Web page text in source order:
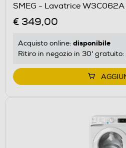
SMEG - Lavatrice
€ 349,00
Acquisto online: disponibile
Ritiro in negozio in 30' gratuito: